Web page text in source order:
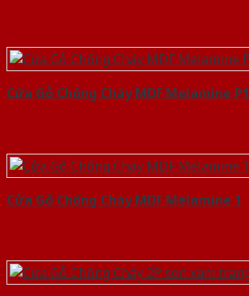
Cửa Gỗ Chống Cháy MDF Melamine P1
Cửa Gỗ Chống Cháy MDF Melamine 1